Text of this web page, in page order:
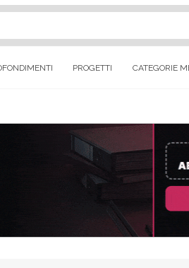
PROGETTI CATEGORIE